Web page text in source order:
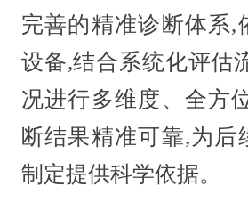
完善的精准诊断体系,
设备,结合系统化评估
况进行多维度、全方
断结果精准可靠,为后
制定提供科学依据。